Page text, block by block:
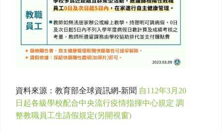
資料來源：教育部全球資訊網-新聞 自112年3月20
日起各級學校配合中央流行疫情指揮中心規定 調
整教職員工生請假規定(另開視窗)